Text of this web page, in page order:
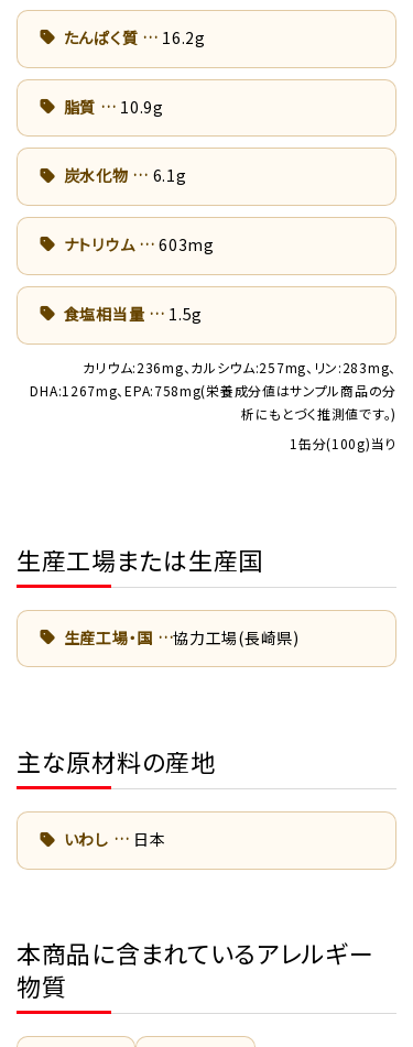
たんぱく質 16.2g
脂質 10.9g
炭水化物 6.1g
ナトリウム 603mg
食塩相当量 1.5g
カリウム:236mg、カルシウム:257mg、リン:283mg、
DHA:1267mg、EPA:758mg(栄養成分値はサンプル商品の分
析にもとづく推測値です。)
1缶分(100g)当り
生産工場または生産国
生産工場・国 協力工場(長崎県)
主な原材料の産地
いわし 日本
本商品に含まれているアレルギー
物質